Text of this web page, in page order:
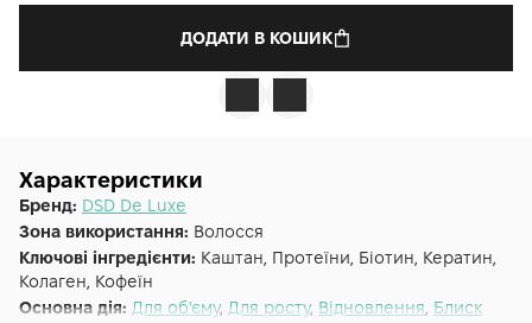
ДОДАТИ В КОШИК
Характеристики
Бренд: DSD De Luxe
Зона використання: Волосся
Ключові інгредієнти: Каштан, Протеїни, Біотин, Кератин,
Колаген, Кофеїн
Основна дія: Для об'єму, Для росту, Відновлення Блиск